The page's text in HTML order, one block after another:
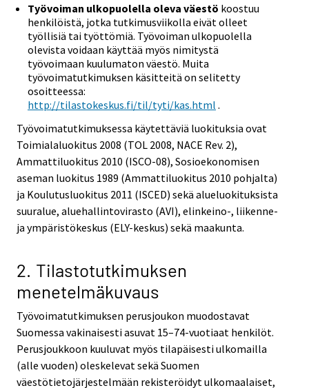
Työvoiman ulkopuolella oleva väestö koostuu
henkilöistä, jotka tutkimusviikolla eivät olleet
työllisiä tai työttömiä. Työvoiman ulkopuolella
olevista voidaan käyttää myös nimitystä
työvoimaan kuulumaton väestö. Muita
työvoimatutkimuksen käsitteitä on selitetty
osoitteessa:
http://tilastokeskus.fi/til/tyti/kas.html .
Työvoimatutkimuksessa käytettäviä luokituksia ovat
Toimialaluokitus 2008 (TOL 2008, NACE Rev. 2),
Ammattiluokitus 2010 (ISCO-08), Sosioekonomisen
aseman luokitus 1989 (Ammattiluokitus 2010 pohjalta)
ja Koulutusluokitus 2011 (ISCED) sekä alueluokituksista
suuralue, aluehallintovirasto (AVI), elinkeino-, liikenne-
ja ympäristökeskus (ELY-keskus) sekä maakunta.
2. Tilastotutkimuksen
menetelmäkuvaus
Työvoimatutkimuksen perusjoukon muodostavat
Suomessa vakinaisesti asuvat 15–74-vuotiaat henkilöt.
Perusjoukkoon kuuluvat myös tilapäisesti ulkomailla
(alle vuoden) oleskelevat sekä Suomen
väestötietojärjestelmään rekisteröidyt ulkomaalaiset,